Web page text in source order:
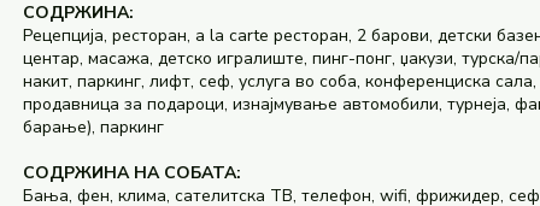
СОДРЖИНА:
Рецепција, ресторан, a la carte ресторан, 2 барови, детски
центар, масажа, детско игралиште, пинг-понг, џакузи,
накит, паркинг, лифт, сеф, услуга во соба, конференциска
продавница за подароци, изнајмување автомобили, турнеја,
барање), паркинг
СОДРЖИНА НА СОБАТА:
Бања, фен, клима, сателитска ТВ, телефон, wifi, фрижидер,